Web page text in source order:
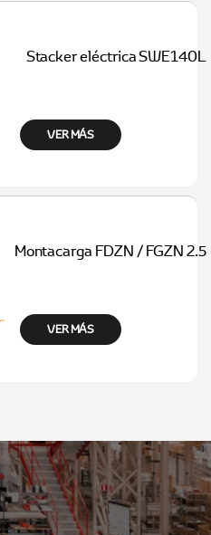
Stacker eléctrica SWE140L
VER MÁS
Montacarga FDZN / FGZN 2.5
VER MÁS